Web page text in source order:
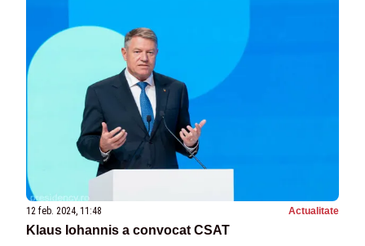
12 feb. 2024, 11:48 Actualitate
Klaus Iohannis a convocat CSAT